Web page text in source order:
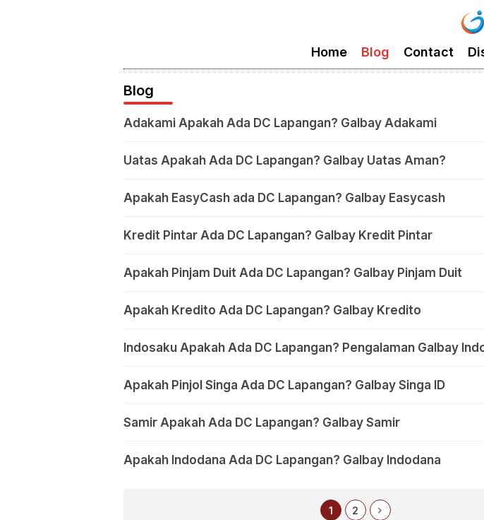
Home Blog Contact
Blog
Adakami Apakah Ada DC Lapangan? Galbay Adakami
Uatas Apakah Ada DC Lapangan? Galbay Uatas Aman?
Apakah EasyCash ada DC Lapangan? Galbay Easycash
Kredit Pintar Ada DC Lapangan? Galbay Kredit Pintar
Apakah Pinjam Duit Ada DC Lapangan? Galbay Pinjam Duit
Apakah Kredito Ada DC Lapangan? Galbay Kredito
Indosaku Apakah Ada DC Lapangan? Pengalaman Galbay
Apakah Pinjol Singa Ada DC Lapangan? Galbay Singa ID
Samir Apakah Ada DC Lapangan? Galbay Samir
Apakah Indodana Ada DC Lapangan? Galbay Indodana
1 2